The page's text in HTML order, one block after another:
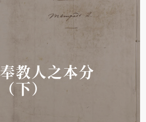
奉教人之本分
（下）